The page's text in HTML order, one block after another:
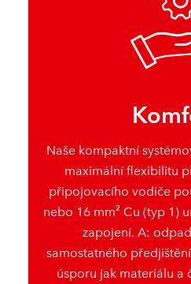
Naše kompaktní
maximální flexibilitu
připojovacího vodiče
nebo 16 mm² Cu (typ 1)
zapojení. A:
samostatného
úsporu jak materiálu a